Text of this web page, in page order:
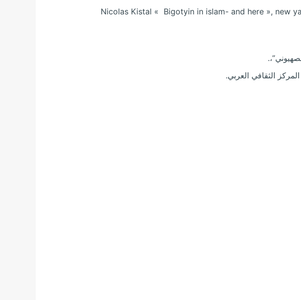
[2] : Nicolas Kistal « Bigotyin in islam- and here »,